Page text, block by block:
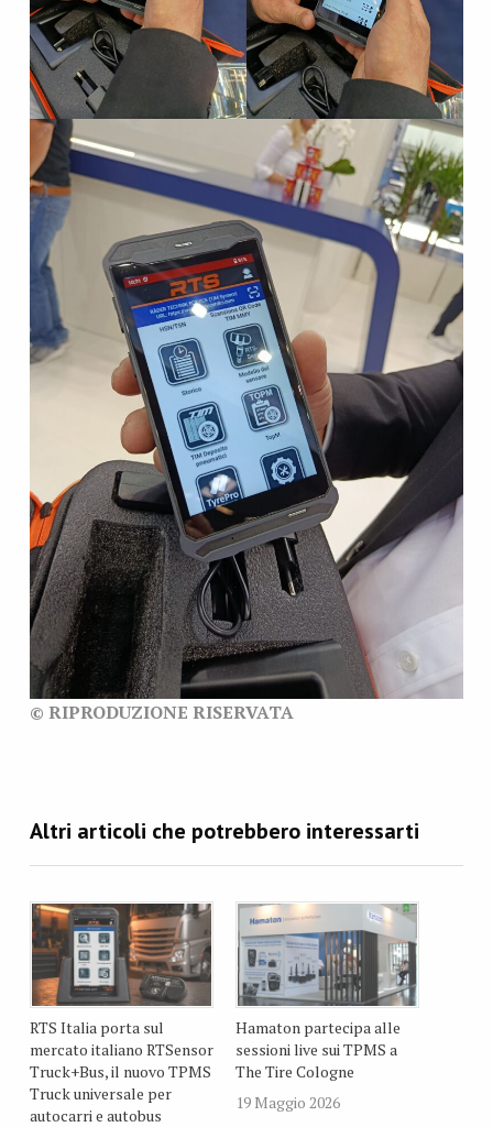
© RIPRODUZIONE RISERVATA
RTS Italia porta sul
mercato italiano RTSensor
Truck+Bus, il nuovo TPMS
Truck universale per
autocarri e autobus
Hamaton partecipa alle
sessioni live sui TPMS a
The Tire Cologne
19 Maggio 2026